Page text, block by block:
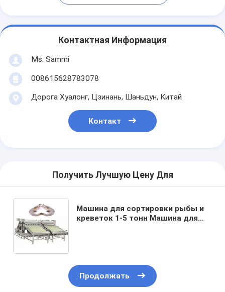
Контактная Информация
Ms. Sammi
008615628783078
Дорога Хуалонг, Цзинань, Шаньдун, Китай
Контакт
Получить Лучшую Цену Для
Машина для сортировки рыбы и
креветок 1-5 тонн Машина для
Продолжать